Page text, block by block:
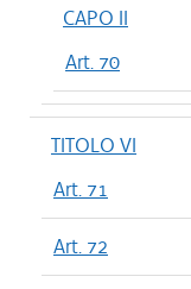
CAPO II
Art. 70
TITOLO VI
Art. 71
Art. 72